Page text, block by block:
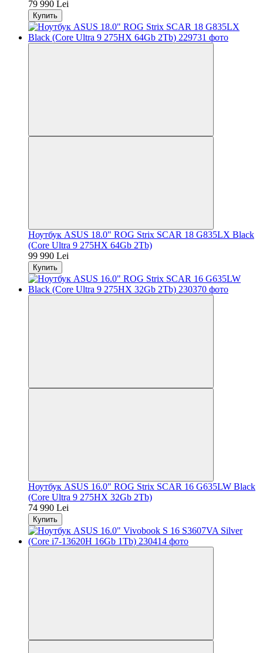
79 990 Lei
Купить
Ноутбук ASUS 18.0" ROG Strix SCAR 18 G835LX Black
(Core Ultra 9 275HX 64Gb 2Tb)
99 990 Lei
Купить
Ноутбук ASUS 16.0" ROG Strix SCAR 16 G635LW Black
(Core Ultra 9 275HX 32Gb 2Tb)
74 990 Lei
Купить